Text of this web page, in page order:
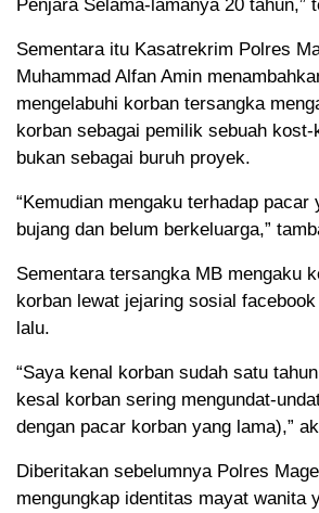
Penjara Selama-lamanya 20 tahun,”
Sementara itu Kasatrekrim Polres
Muhammad Alfan Amin
mengelabuhi korban tersangka
korban sebagai pemilik sebuah
bukan sebagai buruh proyek.
“Kemudian mengaku terhadap pacar
bujang dan belum berkeluarga,”
Sementara tersangka MB mengaku
korban lewat jejaring sosial
lalu.
“Saya kenal korban sudah satu
kesal korban sering mengundat-
dengan pacar korban yang lama),”
Diberitakan sebelumnya Polres
mengungkap identitas mayat wanita